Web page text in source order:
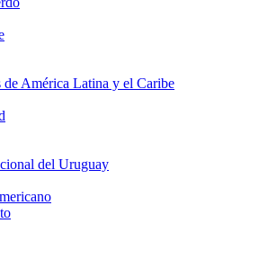
América Latina y el Caribe
del Uruguay